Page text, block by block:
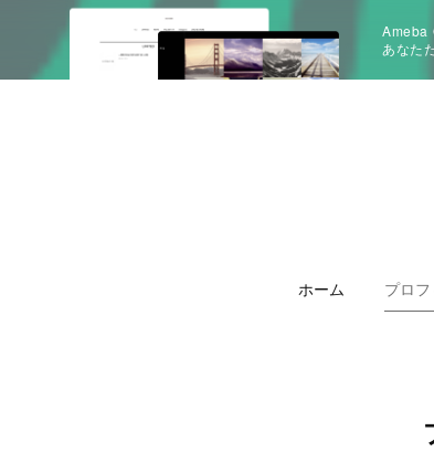
Ameba
あなた
ホーム プロ